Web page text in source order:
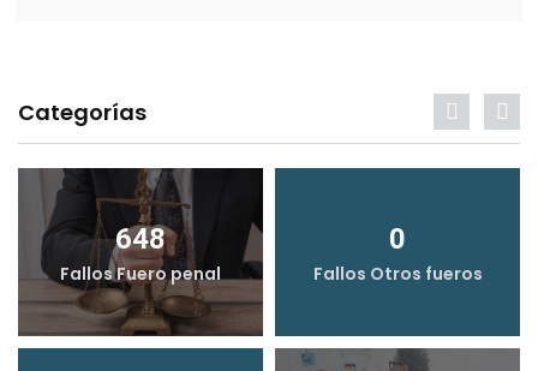
Categorías
648
Fallos Fuero penal
0
Fallos Otros fueros